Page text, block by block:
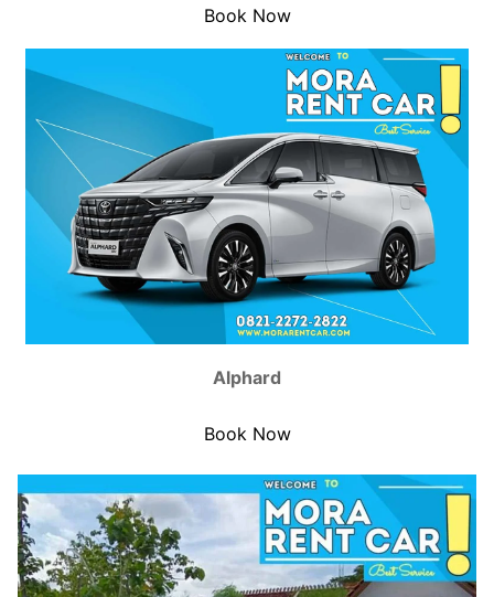
Book Now
Alphard
Book Now